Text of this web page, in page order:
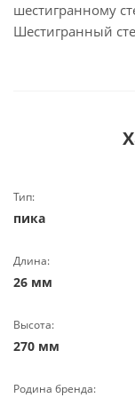
шестигранному
Шестигранный
Тип:
пика
Длина:
26 мм
Высота:
270 мм
Родина бренда: